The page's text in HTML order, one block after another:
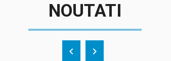
NOUTATI
chevron_left chevron_right